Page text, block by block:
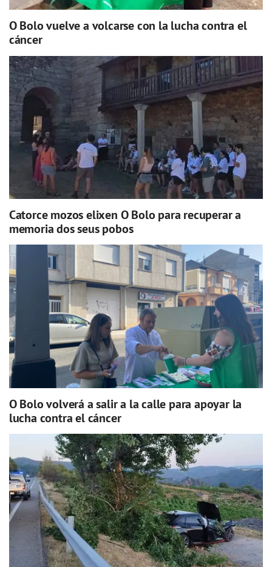
O Bolo vuelve a volcarse con la lucha contra el
cáncer
Catorce mozos elixen O Bolo para recuperar a
memoria dos seus pobos
O Bolo volverá a salir a la calle para apoyar la
lucha contra el cáncer